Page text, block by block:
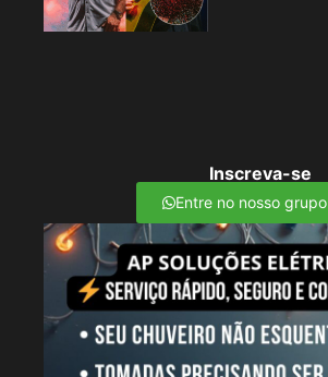
Inscreva-se
Entre no nosso grupo